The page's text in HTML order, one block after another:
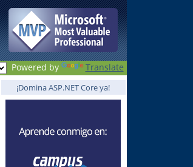
Powered by Translate
¡Domina ASP.NET Core ya!